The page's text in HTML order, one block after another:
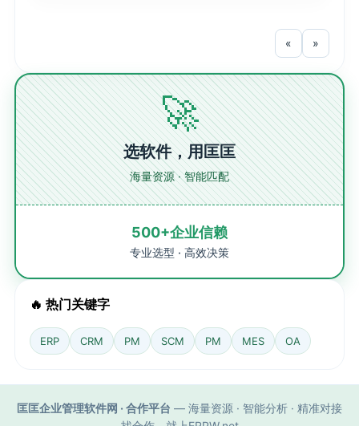
« »
🚀
选软件，用匡匡
海量资源 · 智能匹配
500+企业信赖
专业选型 · 高效决策
🔥 热门关键字
ERP CRM PM SCM PM MES OA
匡匡企业管理软件网 · 合作平台 — 海量资源 · 智能分析 · 精准对接